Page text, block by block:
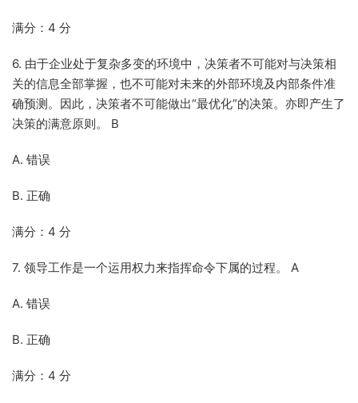
满分：4 分
6. 由于企业处于复杂多变的环境中，决策者不可能对与决策相
关的信息全部掌握，也不可能对未来的外部环境及内部条件准
确预测。因此，决策者不可能做出“最优化”的决策。亦即产生了
决策的满意原则。 B
A. 错误
B. 正确
满分：4 分
7. 领导工作是一个运用权力来指挥命令下属的过程。 A
A. 错误
B. 正确
满分：4 分